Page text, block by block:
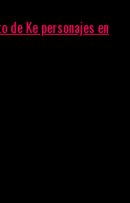
de Ke personajes en